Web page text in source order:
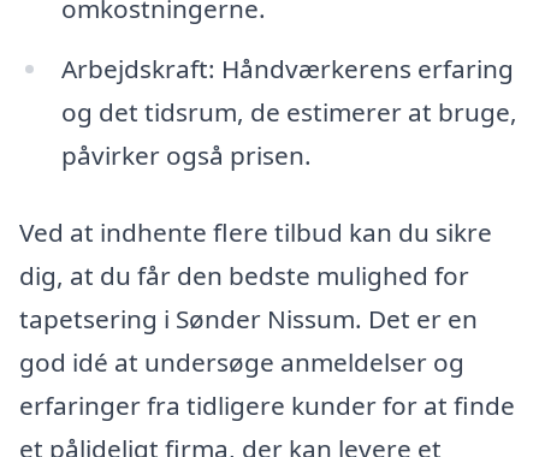
omkostningerne.
Arbejdskraft: Håndværkerens erfaring
og det tidsrum, de estimerer at bruge,
påvirker også prisen.
Ved at indhente flere tilbud kan du sikre
dig, at du får den bedste mulighed for
tapetsering i Sønder Nissum. Det er en
god idé at undersøge anmeldelser og
erfaringer fra tidligere kunder for at finde
et pålideligt firma, der kan levere et